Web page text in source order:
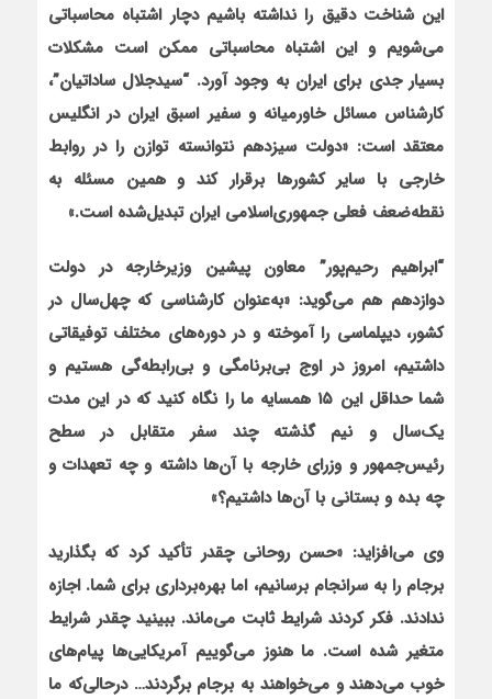
اين شناخت دقيق را نداشته باشيم دچار اشتباه محاسباتي
مي‌شويم و اين اشتباه محاسباتي ممكن است مشكلات
بسيار جدي براي ايران به وجود آورد. “سیدجلال ساداتیان”،
کارشناس مسائل خاورمیانه و سفیر اسبق ایران در انگلیس
معتقد است: «دولت سیزدهم نتوانسته توازن را در روابط
خارجی با سایر کشورها برقرار کند و همین مسئله به
نقطه‌ضعف فعلی جمهوری‌اسلامی ایران تبدیل‌شده است.»
“ابراهیم رحیم‌پور” معاون پیشین وزیرخارجه در دولت
دوازدهم هم می‌گوید: «به‌عنوان کارشناسی که چهل‌سال در
کشور، دیپلماسی را آموخته و در دوره‌های مختلف توفیقاتی
داشتیم، امروز در اوج بی‌برنامگی و بی‌رابطه‌گی هستیم و
شما حداقل این ۱۵ همسایه ما را نگاه کنید که در این مدت
یک‌سال و نیم گذشته چند سفر متقابل در سطح
رئیس‌جمهور و وزرای خارجه با آن‌ها داشته و چه تعهدات و
چه بده و بستانی با آن‌ها داشتیم؟»
وی می‌افزاید: «حسن روحانی چقدر تأکید کرد که بگذارید
برجام را به سرانجام برسانیم، اما بهره‌برداری برای شما. اجازه
ندادند. فکر کردند شرایط ثابت می‌ماند. ببینید چقدر شرایط
متغیر شده است. ما هنوز می‌گوییم آمریکایی‌ها پیام‌های
خوب می‌دهند و می‌خواهند به برجام برگردند… درحالی‌که ما